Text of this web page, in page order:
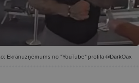
Ekrānuzņēmums no "YouTube" profila @DarkOax